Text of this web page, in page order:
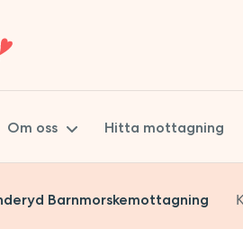
Om oss
Mama Mia
Hitta mottagning
Barnmorskemottagning